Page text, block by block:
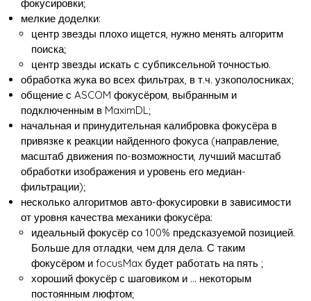
фокусировки;
мелкие доделки:
центр звезды плохо ищется, нужно менять алгоритм
поиска;
центр звезды искать с субпиксельной точностью.
обработка жука во всех фильтрах, в т.ч. узкополосниках;
общение с ASCOM фокусёром, выбранным и
подключенным в MaximDL;
начальная и принудительная калибровка фокусёра в
привязке к реакции найденного фокуса (направление,
масштаб движения по-возможности, лучший масштаб
обработки изображения и уровень его медиан-
фильтрации);
несколько алгоритмов авто-фокусировки в зависимости
от уровня качества механики фокусёра:
идеальный фокусёр со 100% предсказуемой позицией.
Больше для отладки, чем для дела. С таким
фокусёром и focusMax будет работать на пять ;
хороший фокусёр с шаговиком и … некоторым
постоянным люфтом;